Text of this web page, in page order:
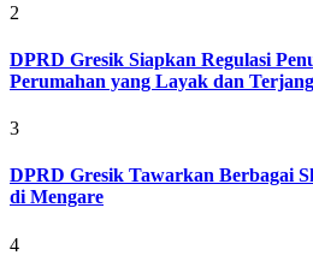
2
DPRD Gresik Siapkan Regulasi
Perumahan yang Layak dan
3
DPRD Gresik Tawarkan Berbagai
di Mengare
4